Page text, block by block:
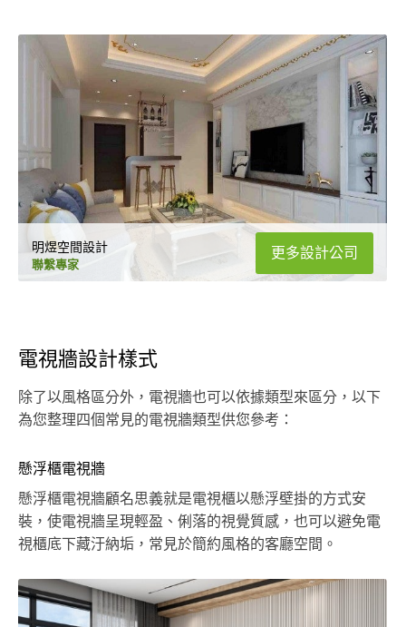
明煜空間設計
聯繫專家
更多設計公司
電視牆設計樣式
除了以風格區分外，電視牆也可以依據類型來區分，以下
為您整理四個常見的電視牆類型供您參考：
懸浮櫃電視牆
懸浮櫃電視牆顧名思義就是電視櫃以懸浮壁掛的方式安
裝，使電視牆呈現輕盈、俐落的視覺質感，也可以避免電
視櫃底下藏汙納垢，常見於簡約風格的客廳空間。